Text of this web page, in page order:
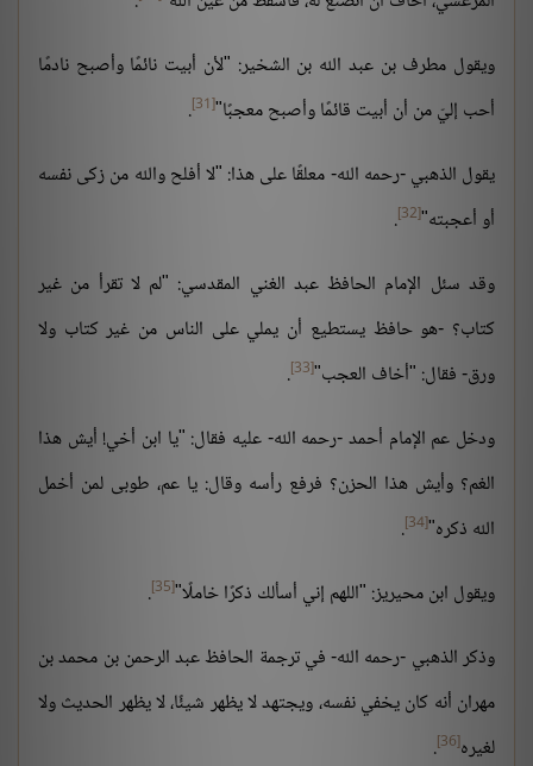
ويقول مطرف بن عبد الله بن الشخير: "لأن أبيت نائمًا وأصبح نادمًا
أحب إليّ من أن أبيت قائمًا وأصبح معجبًا"[31]
.
يقول الذهبي -رحمه الله- معلقًا على هذا: "لا أفلح والله من زكى نفسه
أو أعجبته"[32]
.
وقد سئل الإمام الحافظ عبد الغني المقدسي: "لم لا تقرأ من غير
كتاب؟ -هو حافظ يستطيع أن يملي على الناس من غير كتاب ولا
ورق- فقال: "أخاف العجب"[33]
.
ودخل عم الإمام أحمد -رحمه الله- عليه فقال: "يا ابن أخي! أيش هذا
الغم؟ وأيش هذا الحزن؟ فرفع رأسه وقال: يا عم، طوبى لمن أخمل
الله ذكره"[34]
.
ويقول ابن محيريز: "اللهم إني أسألك ذكرًا خاملًا"[35]
.
وذكر الذهبي -رحمه الله- في ترجمة الحافظ عبد الرحمن بن محمد بن
مهران أنه كان يخفي نفسه، ويجتهد لا يظهر شيئًا، لا يظهر الحديث ولا
لغيره[36]
.